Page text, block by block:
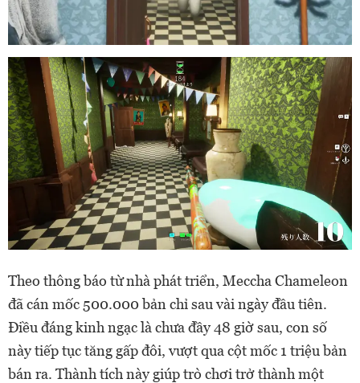
Theo thông báo từ nhà phát triển, Meccha Chameleon
đã cán mốc 500.000 bản chỉ sau vài ngày đầu tiên.
Điều đáng kinh ngạc là chưa đầy 48 giờ sau, con số
này tiếp tục tăng gấp đôi, vượt qua cột mốc 1 triệu bản
bán ra. Thành tích này giúp trò chơi trở thành một